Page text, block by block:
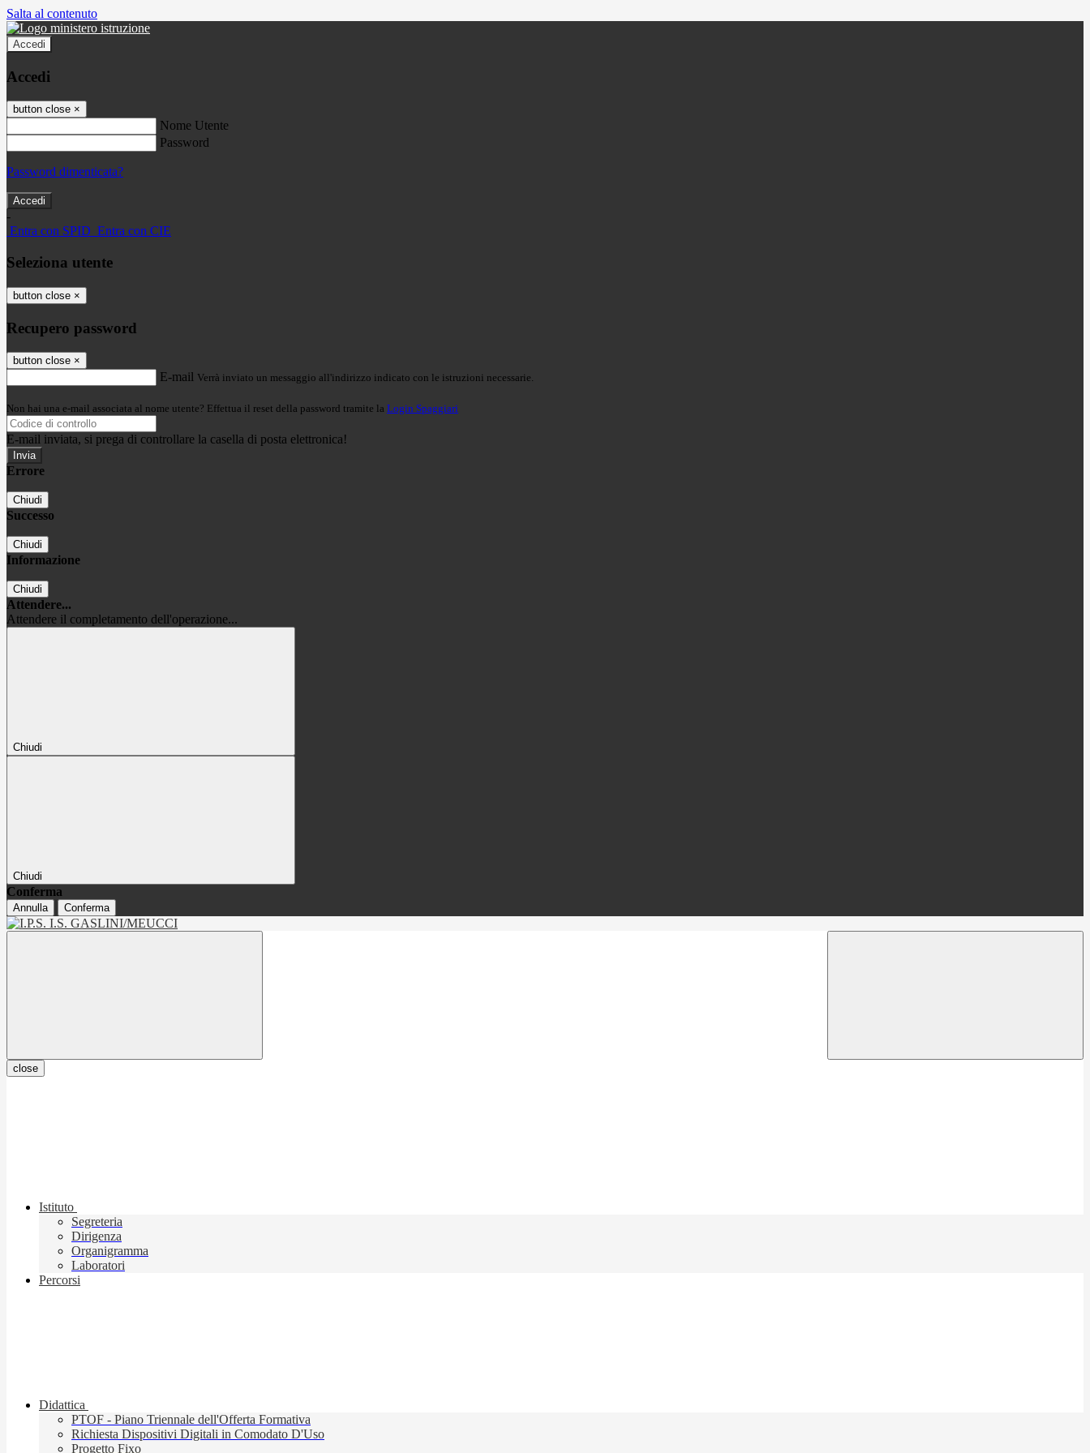
Salta al contenuto
Accedi
Accedi
button close ×
Nome Utente
Password
Password dimenticata?
-
Entra con SPID Entra con CIE
Seleziona utente
button close ×
Recupero password
button close ×
E-mail Verrà inviato un messaggio all'indirizzo indicato con le istruzioni necessarie.
Non hai una e-mail associata al nome utente? Effettua il reset della password tramite la Login Spaggiari
E-mail inviata, si prega di controllare la casella di posta elettronica!
Errore
Chiudi
Successo
Chiudi
Informazione
Chiudi
Attendere...
Attendere il completamento dell'operazione...
Chiudi
Chiudi
Conferma
Annulla Conferma
close
Istituto
Segreteria
Dirigenza
Organigramma
Laboratori
Percorsi
Didattica
PTOF - Piano Triennale dell'Offerta Formativa
Richiesta Dispositivi Digitali in Comodato D'Uso
Progetto Fixo